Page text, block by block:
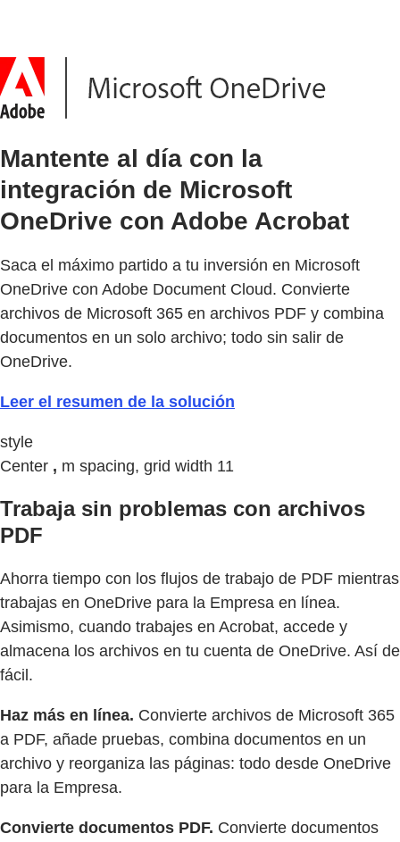
Mantente al día con la
integración de Microsoft
OneDrive con Adobe Acrobat
Saca el máximo partido a tu inversión en Microsoft
OneDrive con Adobe Document Cloud. Convierte
archivos de Microsoft 365 en archivos PDF y combina
documentos en un solo archivo; todo sin salir de
OneDrive.
Leer el resumen de la solución
style
Center , m spacing, grid width 11
Trabaja sin problemas con archivos
PDF
Ahorra tiempo con los flujos de trabajo de PDF mientras
trabajas en OneDrive para la Empresa en línea.
Asimismo, cuando trabajes en Acrobat, accede y
almacena los archivos en tu cuenta de OneDrive. Así de
fácil.
Haz más en línea. Convierte archivos de Microsoft 365
a PDF, añade pruebas, combina documentos en un
archivo y reorganiza las páginas: todo desde OneDrive
para la Empresa.
Convierte documentos PDF. Convierte documentos